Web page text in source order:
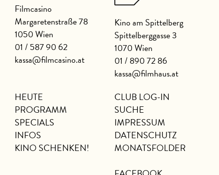
Filmcasino
Margaretenstraße 78
1050 Wien
01 / 587 90 62
kassa@filmcasino.at
Kino am Spittelberg
Spittelberggasse 3
1070 Wien
01 / 890 72 86
kassa@filmhaus.at
HEUTE
PROGRAMM
SPECIALS
INFOS
KINO SCHENKEN!
CLUB LOG-IN
SUCHE
IMPRESSUM
DATENSCHUTZ
MONATSFOLDER